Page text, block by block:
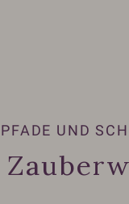
UND